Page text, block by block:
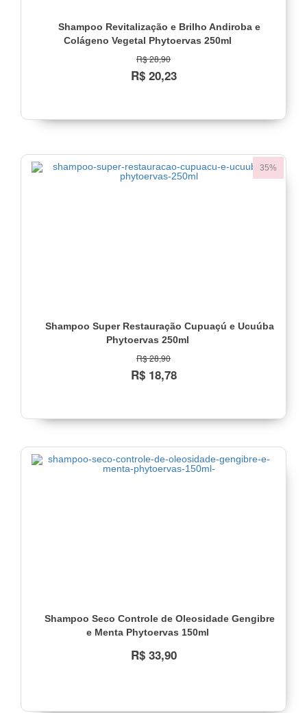
Shampoo Revitalização e Brilho Andiroba e
Colágeno Vegetal Phytoervas 250ml
R$ 28,90
R$ 20,23
35%
Shampoo Super Restauração Cupuaçú e Ucuúba
Phytoervas 250ml
R$ 28,90
R$ 18,78
Shampoo Seco Controle de Oleosidade Gengibre
e Menta Phytoervas 150ml
R$ 33,90